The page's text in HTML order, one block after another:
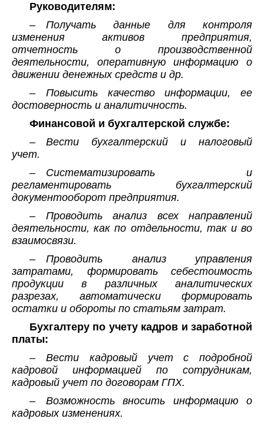
Руководителям:
– Получать данные для контроля
изменения активов предприятия,
отчетность о производственной
деятельности, оперативную информацию о
движении денежных средств и др.
– Повысить качество информации, ее
достоверность и аналитичность.
Финансовой и бухгалтерской службе:
– Вести бухгалтерский и налоговый
учет.
– Систематизировать и
регламентировать бухгалтерский
документооборот предприятия.
– Проводить анализ всех направлений
деятельности, как по отдельности, так и во
взаимосвязи.
– Проводить анализ управления
затратами, формировать себестоимость
продукции в различных аналитических
разрезах, автоматически формировать
остатки и обороты по статьям затрат.
Бухгалтеру по учету кадров и заработной
платы:
– Вести кадровый учет с подробной
кадровой информацией по сотрудникам,
кадровый учет по договорам ГПХ.
– Возможность вносить информацию о
кадровых изменениях.